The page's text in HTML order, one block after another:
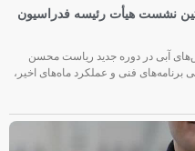
نشست هیأت رئیسه فدراسیون
آبی در دوره جدید ریاست محسن
فنی و عملکرد ماه‌های اخیر،